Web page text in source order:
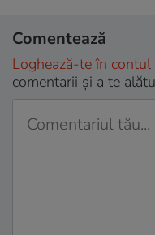
Comentează
Loghează-te în contul
comentarii și a te